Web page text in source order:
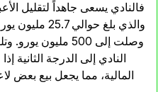
فالنادي يسعى جاهداً لتقليل
والذي بلغ
وصلت إلى 500
النادي إلى الدرجة
المالية، مما يجعل بيع بعض